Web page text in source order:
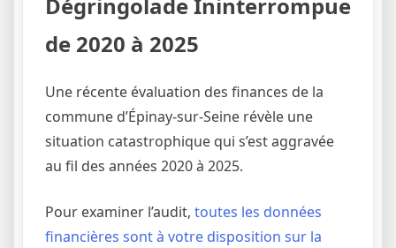
de 2020 à 2025
Une récente évaluation des finances de la
commune d’Épinay-sur-Seine révèle une
situation catastrophique qui s’est aggravée
au fil des années 2020 à 2025.
Pour examiner l’audit, toutes les données
financières sont à votre disposition sur la